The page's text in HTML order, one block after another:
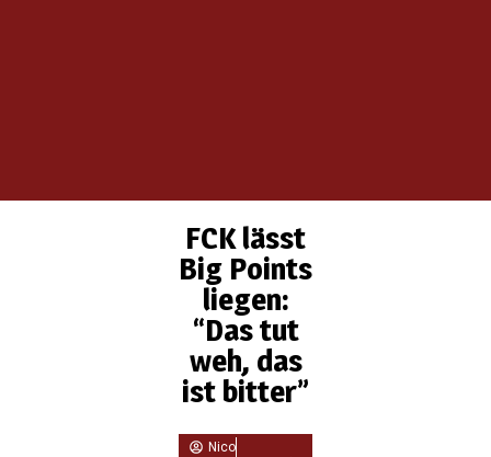
FCK lässt
Big Points
liegen:
“Das tut
weh, das
ist bitter”
Nico